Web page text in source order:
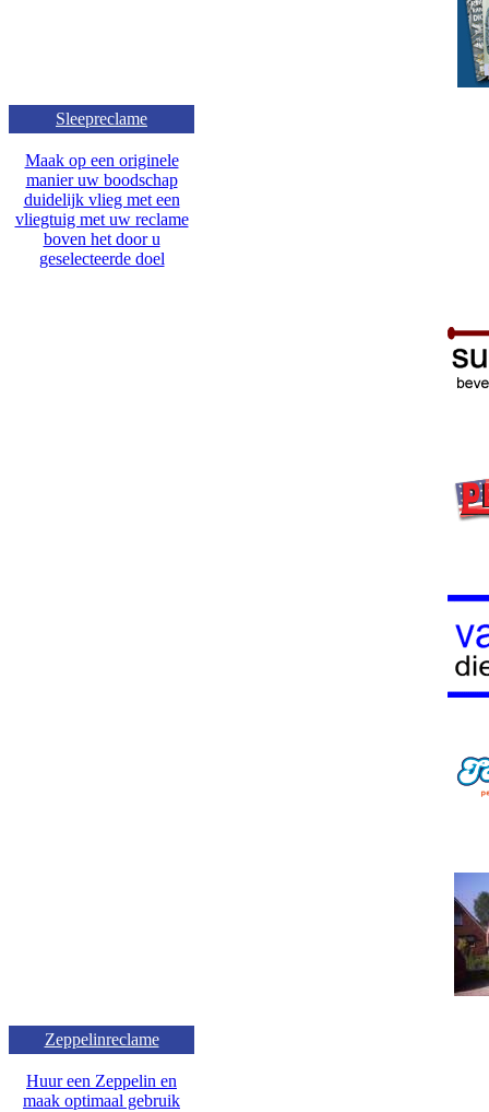
Sleepreclame
Maak op een originele
manier uw boodschap
duidelijk vlieg met een
vliegtuig met uw reclame
boven het door u
geselecteerde doel
Zeppelinreclame
Huur een Zeppelin en
maak optimaal gebruik